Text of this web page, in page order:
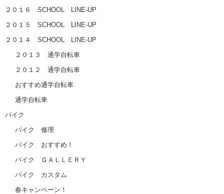
２０１６ SCHOOL LINE-UP
２０１５ SCHOOL LINE-UP
２０１４ SCHOOL LINE-UP
２０１３ 通学自転車
２０１２ 通学自転車
おすすめ通学自転車
通学自転車
バイク
バイク 修理
バイク おすすめ！
バイク ＧＡＬＬＥＲＹ
バイク カスタム
春キャンペーン！